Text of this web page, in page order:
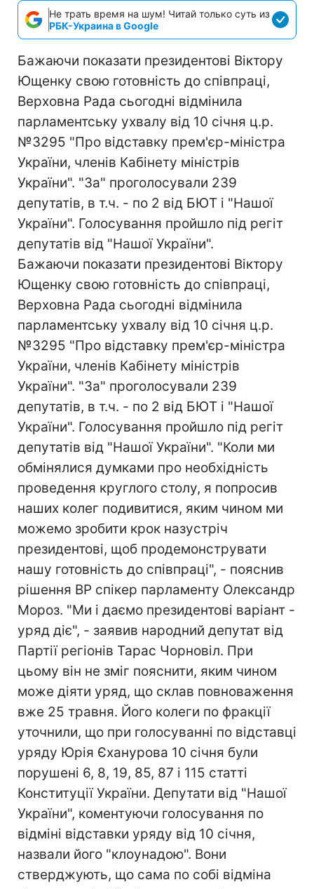
Не трать время на шум! Читай только суть из
РБК-Украина в Google
Бажаючи показати президентові Віктору
Ющенку свою готовність до співпраці,
Верховна Рада сьогодні відмінила
парламентську ухвалу від 10 січня ц.р.
№3295 "Про відставку прем'єр-міністра
України, членів Кабінету міністрів
України". "За" проголосували 239
депутатів, в т.ч. - по 2 від БЮТ і "Нашої
України". Голосування пройшло під регіт
депутатів від "Нашої України".
Бажаючи показати президентові Віктору
Ющенку свою готовність до співпраці,
Верховна Рада сьогодні відмінила
парламентську ухвалу від 10 січня ц.р.
№3295 "Про відставку прем'єр-міністра
України, членів Кабінету міністрів
України". "За" проголосували 239
депутатів, в т.ч. - по 2 від БЮТ і "Нашої
України". Голосування пройшло під регіт
депутатів від "Нашої України". "Коли ми
обмінялися думками про необхідність
проведення круглого столу, я попросив
наших колег подивитися, яким чином ми
можемо зробити крок назустріч
президентові, щоб продемонструвати
нашу готовність до співпраці", - пояснив
рішення ВР спікер парламенту Олександр
Мороз. "Ми і даємо президентові варіант -
уряд діє", - заявив народний депутат від
Партії регіонів Тарас Чорновіл. При
цьому він не зміг пояснити, яким чином
може діяти уряд, що склав повноваження
вже 25 травня. Його колеги по фракції
уточнили, що при голосуванні по відставці
уряду Юрія Єханурова 10 січня були
порушені 6, 8, 19, 85, 87 і 115 статті
Конституції України. Депутати від "Нашої
України", коментуючи голосування по
відміні відставки уряду від 10 січня,
назвали його "клоунадою". Вони
стверджують, що сама по собі відміна